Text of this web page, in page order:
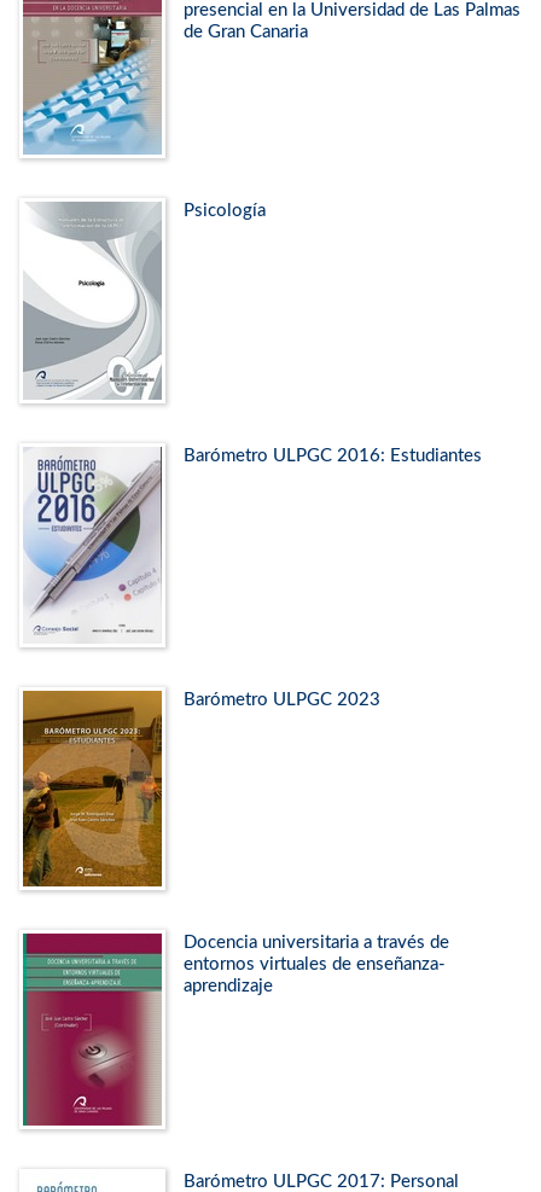
presencial en la Universidad de Las Palmas
de Gran Canaria
Psicología
Barómetro ULPGC 2016: Estudiantes
Barómetro ULPGC 2023
Docencia universitaria a través de
entornos virtuales de enseñanza-
aprendizaje
Barómetro ULPGC 2017: Personal